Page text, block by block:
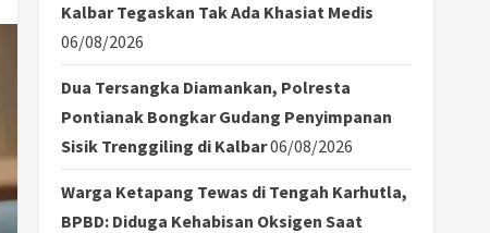
Kalbar Tegaskan Tak Ada Khasiat Medis
06/08/2026
Dua Tersangka Diamankan, Polresta
Pontianak Bongkar Gudang Penyimpanan
Sisik Trenggiling di Kalbar06/08/2026
Warga Ketapang Tewas di Tengah Karhutla,
BPBD: Diduga Kehabisan Oksigen Saat